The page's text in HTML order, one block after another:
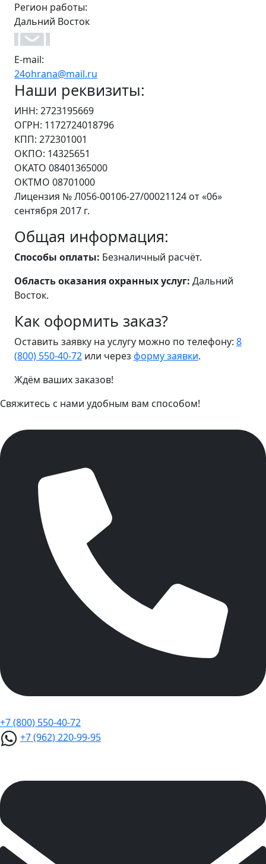
Регион работы:
Дальний Восток
E-mail:
24ohrana@mail.ru
Наши реквизиты:
ИНН: 2723195669
ОГРН: 1172724018796
КПП: 272301001
ОКПО: 14325651
ОКАТО 08401365000
ОКТМО 08701000
Лицензия № Л056-00106-27/00021124 от «06»
сентября 2017 г.
Общая информация:
Способы оплаты: Безналичный расчёт.
Область оказания охранных услуг: Дальний
Восток.
Как оформить заказ?
Оставить заявку на услугу можно по телефону: 8
(800) 550-40-72 или через форму заявки.
Ждём ваших заказов!
Свяжитесь с нами удобным вам способом!
+7 (800) 550-40-72
+7 (962) 220-99-95